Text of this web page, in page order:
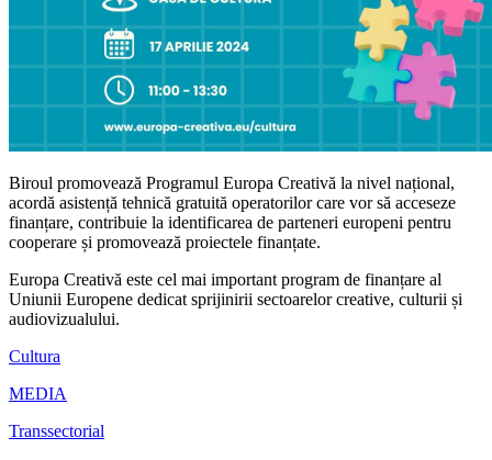
Biroul promovează Programul Europa Creativă la nivel național,
acordă asistență tehnică gratuită operatorilor care vor să acceseze
finanțare, contribuie la identificarea de parteneri europeni pentru
cooperare și promovează proiectele finanțate.
Europa Creativă este cel mai important program de finanțare al
Uniunii Europene dedicat sprijinirii sectoarelor creative, culturii și
audiovizualului.
Cultura
MEDIA
Transsectorial